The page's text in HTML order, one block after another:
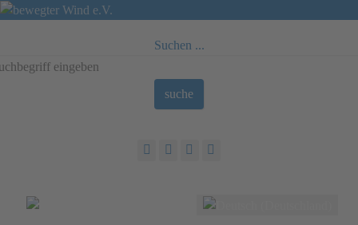
Suchen ...
suche
Sprache auswählen